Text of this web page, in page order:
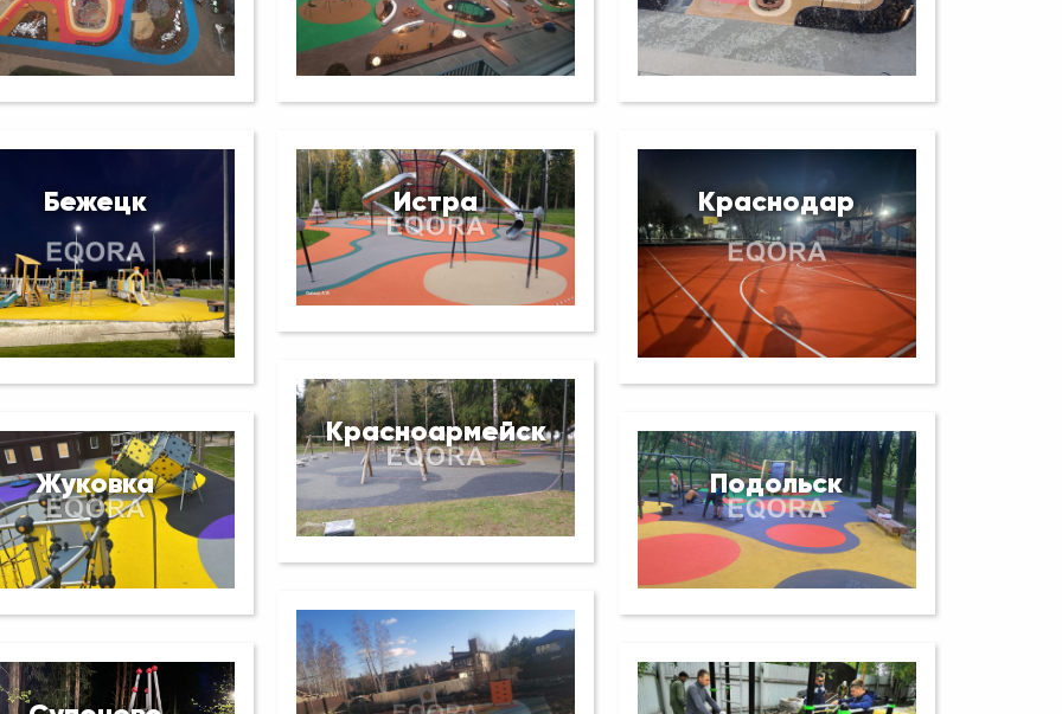
Бежецк
Жуковка
Истра
Красноармейск
Краснодар
Подольск